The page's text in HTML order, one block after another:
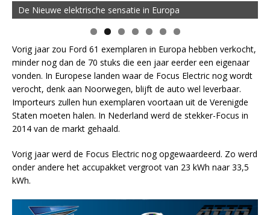
De Nieuwe elektrische sensatie in Europa
Vorig jaar zou Ford 61 exemplaren in Europa hebben verkocht,
minder nog dan de 70 stuks die een jaar eerder een eigenaar
vonden. In Europese landen waar de Focus Electric nog wordt
verocht, denk aan Noorwegen, blijft de auto wel leverbaar.
Importeurs zullen hun exemplaren voortaan uit de Verenigde
Staten moeten halen. In Nederland werd de stekker-Focus in
2014 van de markt gehaald.
Vorig jaar werd de Focus Electric nog opgewaardeerd. Zo werd
onder andere het accupakket vergroot van 23 kWh naar 33,5
kWh.